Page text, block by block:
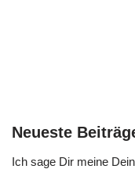
Neueste
Ich sage Dir meine